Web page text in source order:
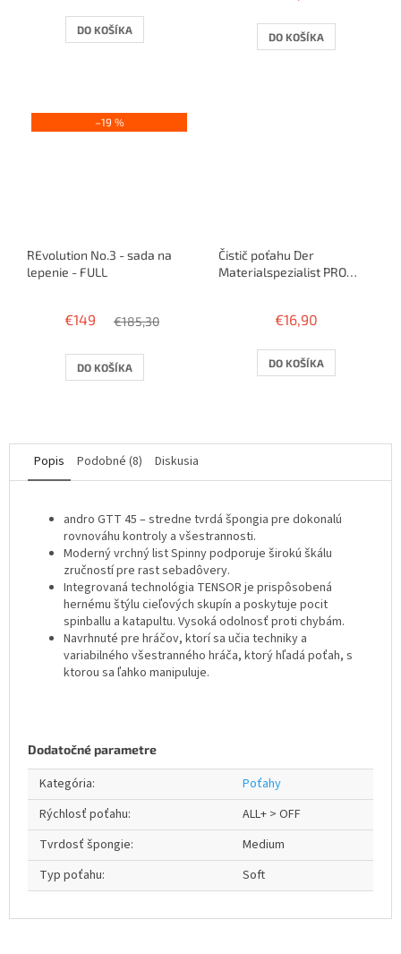
DO KOŠÍKA
4,0
z
DO KOŠÍKA
–19 %
REvolution No.3 - sada na
lepenie - FULL
€149 €185,30
DO KOŠÍKA
Čistič poťahu Der
Materialspezialist PRO
€16,90
DO KOŠÍKA
Popis Podobné (8) Diskusia
andro GTT 45 – stredne tvrdá špongia pre dokonalú
rovnováhu kontroly a všestrannosti.
Moderný vrchný list Spinny podporuje širokú škálu
zručností pre rast sebadôvery.
Integrovaná technológia TENSOR je prispôsobená
hernému štýlu cieľových skupín a poskytuje pocit
spinballu a katapultu. Vysoká odolnosť proti chybám.
Navrhnuté pre hráčov, ktorí sa učia techniky a
variabilného všestranného hráča, ktorý hľadá poťah, s
ktorou sa ľahko manipuluje.
Dodatočné parametre
Kategória:
Poťahy
Rýchlosť poťahu:
ALL+ > OFF
Tvrdosť špongie:
Medium
Typ poťahu: Soft